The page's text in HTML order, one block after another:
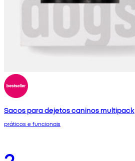
Sacos para dejetos caninos multipack
práticos e funcionais